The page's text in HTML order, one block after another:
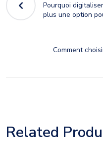
Pourquoi
plus une option
Comment
Related